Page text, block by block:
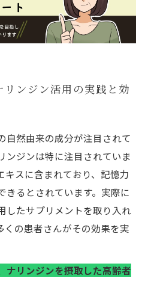
ンジン活用の実践と効
自然由来の成分が注目されて
ンジンは特に注目されていま
キスに含まれており、記憶力
きるとされています。実際に
したサプリメントを取り入れ
くの患者さんがその効果を実
ナリンジンを摂取した高齢者